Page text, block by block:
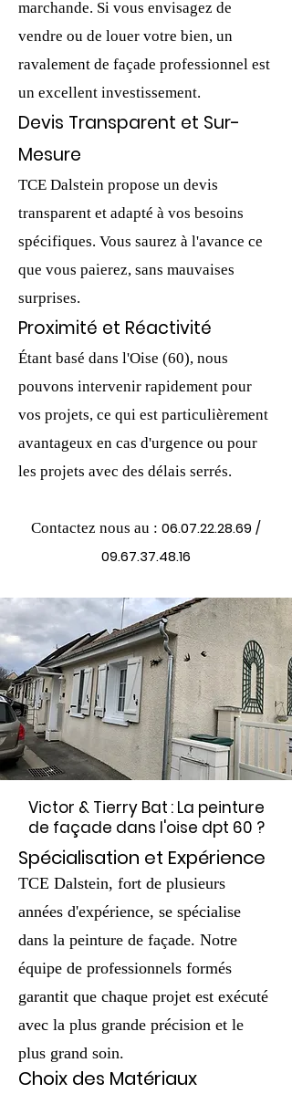
marchande. Si vous envisagez de
vendre ou de louer votre bien, un
ravalement de façade professionnel est
un excellent investissement.
Devis Transparent et Sur-
Mesure
TCE Dalstein propose un devis
transparent et adapté à vos besoins
spécifiques. Vous saurez à l'avance ce
que vous paierez, sans mauvaises
surprises.
Proximité et Réactivité
Étant basé dans l'Oise (60), nous
pouvons intervenir rapidement pour
vos projets, ce qui est particulièrement
avantageux en cas d'urgence ou pour
les projets avec des délais serrés.
Contactez nous au : 06.07.22.28.69 /
09.67.37.48.16
Victor & Tierry Bat : La peinture
de façade dans l'oise dpt 60 ?
Spécialisation et Expérience
TCE Dalstein, fort de plusieurs
années d'expérience, se spécialise
dans la peinture de façade. Notre
équipe de professionnels formés
garantit que chaque projet est exécuté
avec la plus grande précision et le
plus grand soin.
Choix des Matériaux